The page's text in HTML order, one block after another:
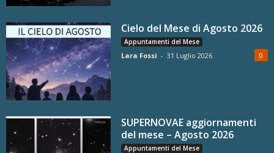
Cielo del Mese di Agosto 2026
Appuntamenti del Mese
Lara Fossi - 31 Luglio 2026 0
SUPERNOVAE aggiornamenti
del mese – Agosto 2026
Appuntamenti del Mese